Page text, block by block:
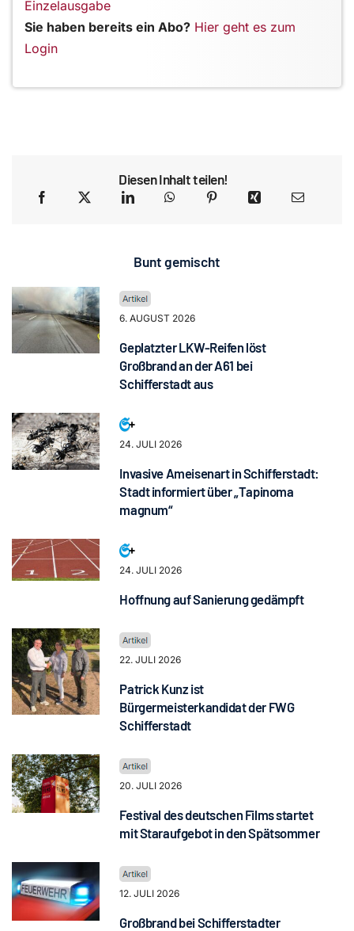
Einzelausgabe
Sie haben bereits ein Abo? Hier geht es zum
Login
Diesen Inhalt teilen!
Bunt gemischt
6. AUGUST 2026
Geplatzter LKW-Reifen löst
Großbrand an der A61 bei
Schifferstadt aus
24. JULI 2026
Invasive Ameisenart in Schifferstadt:
Stadt informiert über „Tapinoma
magnum“
24. JULI 2026
Hoffnung auf Sanierung gedämpft
22. JULI 2026
Patrick Kunz ist
Bürgermeisterkandidat der FWG
Schifferstadt
20. JULI 2026
Festival des deutschen Films startet
mit Staraufgebot in den Spätsommer
12. JULI 2026
Großbrand bei Schifferstadter